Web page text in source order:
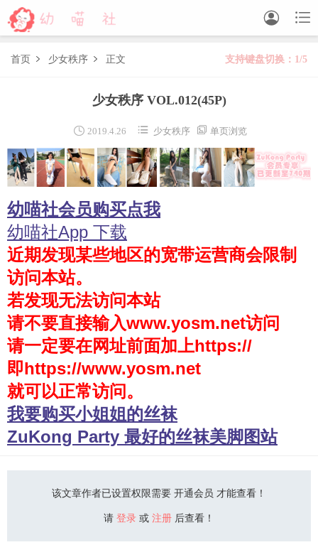


FREE LOVEPLUS R15 SSR
森萝财团视频
木花琳琳是勇者写真 木花琳琳是勇者视频
风之领域
喵写真
轻兰映画
少女秩序
会员购买
幼喵社App
首页  少女秩序  正文 支持键盘切换：1/5
少女秩序 VOL.012(45P)
 2019.4.26  少女秩序  单页浏览
幼喵社会员购买点我
幼喵社App 下载
近期发现某些地区的宽带运营商会限制
访问本站。
若发现无法访问本站
请不要直接输入www.yosm.net访问
请一定要在网址前面加上https://
即https://www.yosm.net
就可以正常访问。
我要购买小姐姐的丝袜
ZuKong Party 最好的丝袜美脚图站
该文章作者已设置权限需要 开通会员 才能查看！
请 登录 或 注册 后查看！